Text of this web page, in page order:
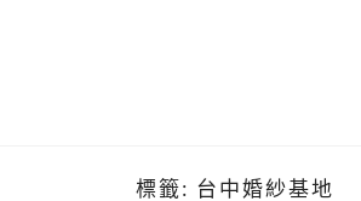
標籤: 台中婚紗基地